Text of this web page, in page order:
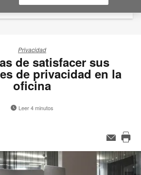
Privacidad
de satisfacer sus
de privacidad en la
oficina
Leer 4 minutos
Correo